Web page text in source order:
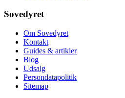
Sovedyret
Om Sovedyret
Kontakt
Guides & artikler
Blog
Udsalg
Persondatapolitik
Sitemap